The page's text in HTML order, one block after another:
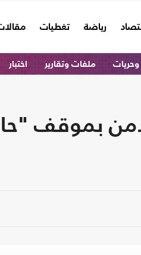
رياضة تغطيات
ملفات وتقارير اختبار
بموقف